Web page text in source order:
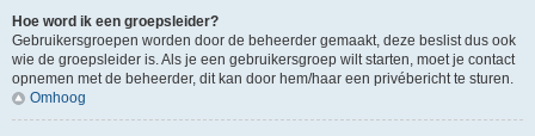
Hoe word ik een groepsleider?
Gebruikersgroepen worden door de beheerder gemaakt, deze beslist dus ook
wie de groepsleider is. Als je een gebruikersgroep wilt starten, moet je contact
opnemen met de beheerder, dit kan door hem/haar een privébericht te sturen.
Omhoog